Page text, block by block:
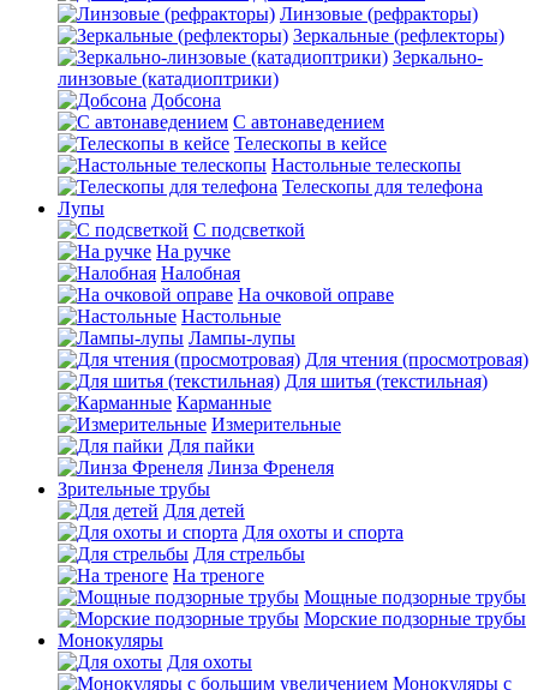
Линзовые (рефракторы)
Зеркальные (рефлекторы)
Зеркально-
линзовые (катадиоптрики)
Добсона
С автонаведением
Телескопы в кейсе
Настольные телескопы
Телескопы для телефона
Лупы
С подсветкой
На ручке
Налобная
На очковой оправе
Настольные
Лампы-лупы
Для чтения (просмотровая)
Для шитья (текстильная)
Карманные
Измерительные
Для пайки
Линза Френеля
Зрительные трубы
Для детей
Для охоты и спорта
Для стрельбы
На треноге
Мощные подзорные трубы
Морские подзорные трубы
Монокуляры
Для охоты
Монокуляры с